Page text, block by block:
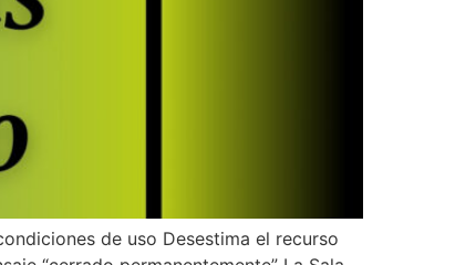
de uso Desestima el recurso